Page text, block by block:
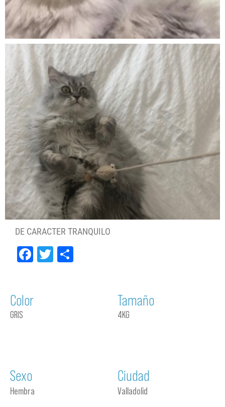
DE CARACTER TRANQUILO
Facebook
Twitter
Color
GRIS
Tamaño
4KG
Sexo
Hembra
Ciudad
Valladolid